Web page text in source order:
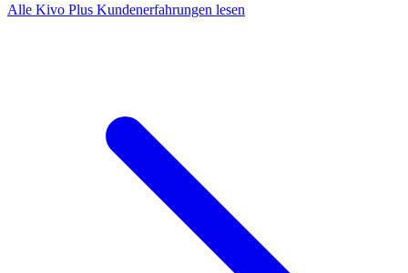
Alle Kivo Plus Kundenerfahrungen lesen